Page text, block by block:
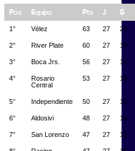
Pos Equipo Pts J G
1° Vélez 63 27 20
2° River Plate 60 27 19
3° Boca Jrs. 56 27 17
4°
Rosario
Central
53 27 16
5° Independiente 50 27 15
6° Aldosivi 48 27 14
7° San Lorenzo 47 27 13